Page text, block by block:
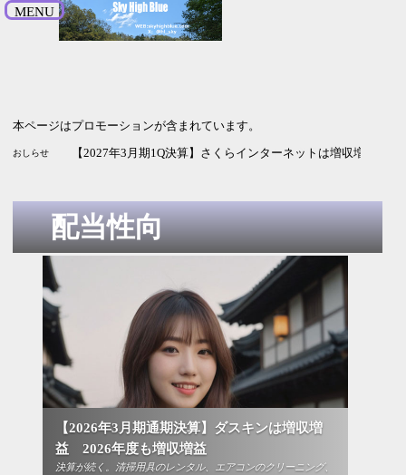
MENU
本ページはプロモーションが含まれています。
おしらせ 【2026年9月期3Q決算】HENNGEは増収増益 純利益の進捗率
【2027年3月期1Q決算】ソシオネクストは増収も利益は赤字
【2027年3月期1Q決算】さくらインターネットは増収増益
配当性向
【2026年3月期通期決算】ダスキンは増収増
益 2026年度も増収増益
決算が続く。清掃用具のレンタル、エアコンのクリーニング、